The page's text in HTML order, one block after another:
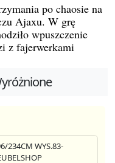
po chaosie na
Ajaxu. W grę
wpuszczenie
z fajerwerkami
234CM WYS.83-